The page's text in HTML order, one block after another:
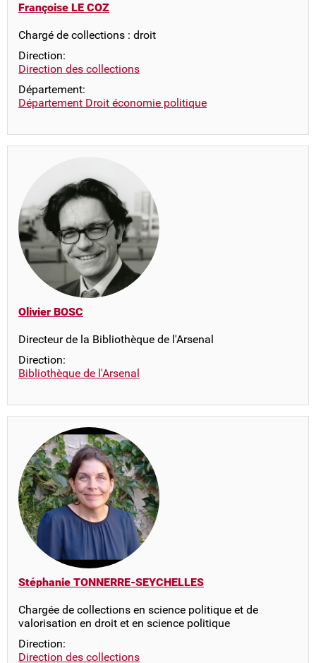
Françoise LE COZ
Chargé de collections : droit
Direction:
Direction des collections
Département:
Département Droit économie politique
Olivier BOSC
Directeur de la Bibliothèque de l'Arsenal
Direction:
Bibliothèque de l'Arsenal
Stéphanie TONNERRE-SEYCHELLES
Chargée de collections en science politique et de
valorisation en droit et en science politique
Direction:
Direction des collections